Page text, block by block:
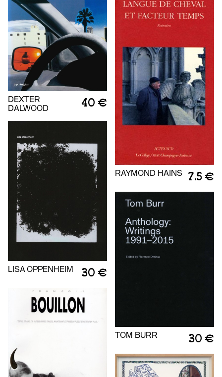
DEXTER
DALWOOD
40 €
RAYMOND HAINS 7.5 €
LISA OPPENHEIM 30 €
TOM BURR 30 €